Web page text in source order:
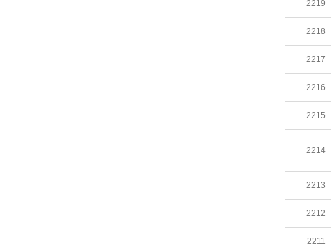
2219
2218
2217
2216
2215
2214
2213
2212
2211